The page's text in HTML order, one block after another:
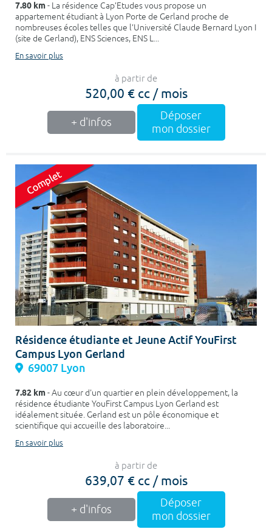
7.80 km- La résidence Cap’Etudes vous propose un
appartement étudiant à Lyon Porte de Gerland proche de
nombreuses écoles telles que l’Université Claude Bernard Lyon I
(site de Gerland), ENS Sciences, ENS L...
En savoir plus
à partir de
520,00 € cc / mois
+ d'infos
Déposer
mon dossier
Résidence étudiante et Jeune Actif YouFirst
Campus Lyon Gerland
69007 Lyon
7.82 km- Au cœur d'un quartier en plein développement, la
résidence étudiante YouFirst Campus Lyon Gerland est
idéalement située. Gerland est un pôle économique et
scientifique qui accueille des laboratoire...
En savoir plus
à partir de
639,07 € cc / mois
+ d'infos
Déposer
mon dossier